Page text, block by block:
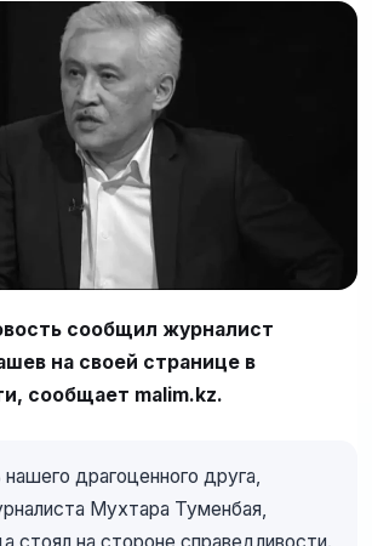
сообщил журналист
на своей странице в
сообщает malim.kz.
драгоценного друга,
Мухтара Туменбая,